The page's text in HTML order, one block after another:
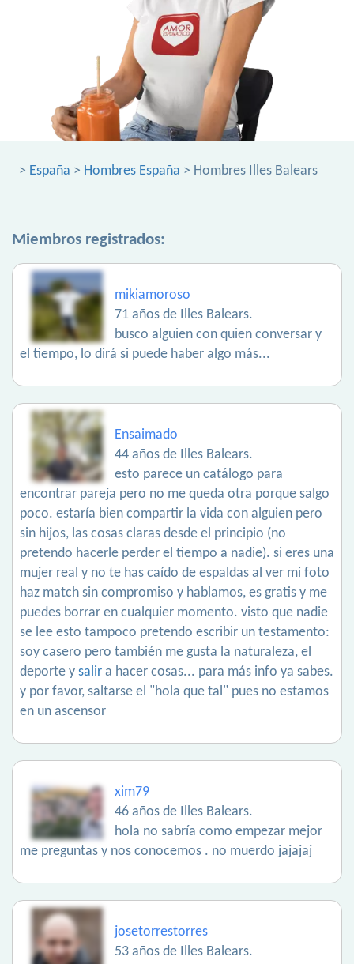
> España > Hombres España > Hombres Illes Balears
Miembros registrados:
mikiamoroso
71 años de Illes Balears.
busco alguien con quien conversar y
el tiempo, lo dirá si puede haber algo más...
Ensaimado
44 años de Illes Balears.
esto parece un catálogo para
encontrar pareja pero no me queda otra porque salgo
poco. estaría bien compartir la vida con alguien pero
sin hijos, las cosas claras desde el principio (no
pretendo hacerle perder el tiempo a nadie). si eres una
mujer real y no te has caído de espaldas al ver mi foto
haz match sin compromiso y hablamos, es gratis y me
puedes borrar en cualquier momento. visto que nadie
se lee esto tampoco pretendo escribir un testamento:
soy casero pero también me gusta la naturaleza, el
deporte y salir a hacer cosas... para más info ya sabes.
y por favor, saltarse el "hola que tal" pues no estamos
en un ascensor
xim79
46 años de Illes Balears.
hola no sabría como empezar mejor
me preguntas y nos conocemos . no muerdo jajajaj
josetorrestorres
53 años de Illes Balears.